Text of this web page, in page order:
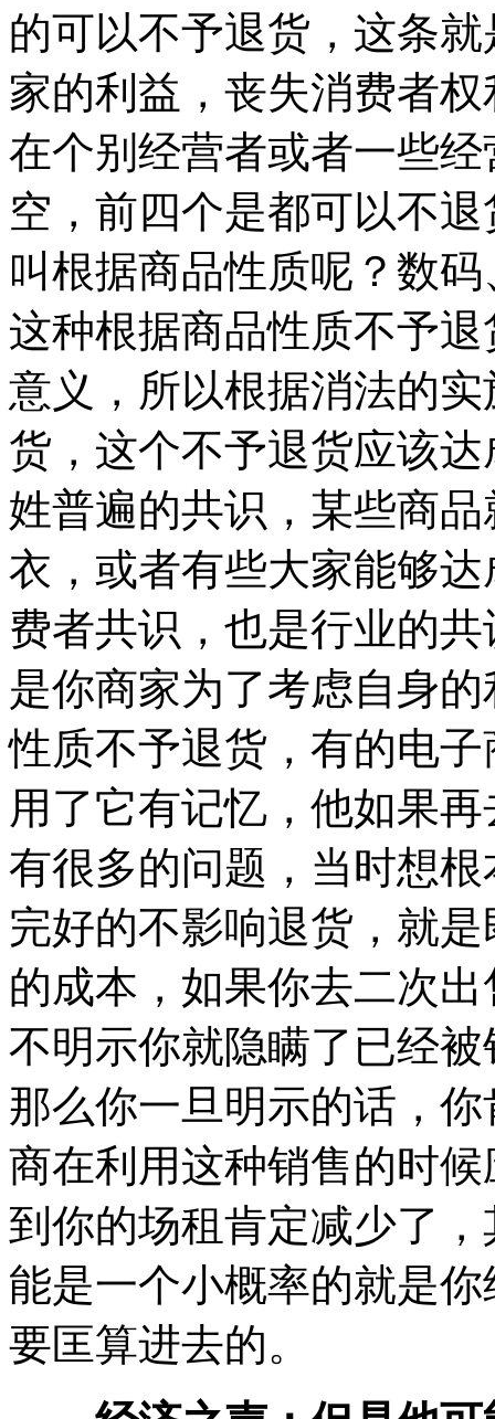
的可以不予退货，这条
家的利益，丧失消费者
在个别经营者或者一些
空，前四个是都可以不
叫根据商品性质呢？数
这种根据商品性质不予
意义，所以根据消法的
货，这个不予退货应该
姓普遍的共识，某些商
衣，或者有些大家能够
费者共识，也是行业的
是你商家为了考虑自身
性质不予退货，有的电
用了它有记忆，他如果
有很多的问题，当时想
完好的不影响退货，就
的成本，如果你去二次
不明示你就隐瞒了已经
那么你一旦明示的话，
商在利用这种销售的时
到你的场租肯定减少了
能是一个小概率的就是
要匡算进去的。